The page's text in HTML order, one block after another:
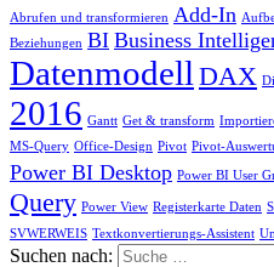
Abrufen und transformieren Add-In
Beziehungen BI Business
Datenmodell DAX
2016 Gantt Get & transform
MS-Query Office-Design Pivot Pivot-
Power BI Desktop Power BI User
Query Power View Registerkarte Daten
SVWERWEIS Textkonvertierungs-Assistent
Suchen nach: